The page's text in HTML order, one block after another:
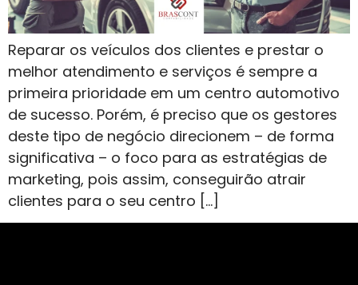
Reparar os veículos dos clientes e prestar o
melhor atendimento e serviços é sempre a
primeira prioridade em um centro automotivo
de sucesso. Porém, é preciso que os gestores
deste tipo de negócio direcionem – de forma
significativa – o foco para as estratégias de
marketing, pois assim, conseguirão atrair
clientes para o seu centro […]